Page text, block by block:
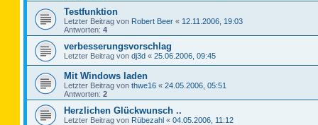
Testfunktion
Letzter Beitrag von Robert Beer « 12.11.2006, 19:03
Antworten: 4
verbesserungsvorschlag
Letzter Beitrag von dj3d « 25.06.2006, 09:45
Mit Windows laden
Letzter Beitrag von thwe16 « 24.05.2006, 05:51
Antworten: 2
Herzlichen Glückwunsch ..
Letzter Beitrag von Rübezahl « 04.05.2006, 11:12